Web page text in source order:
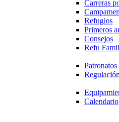
Carreras
Refugios
Primeros
Consejos
Refu
Calendario